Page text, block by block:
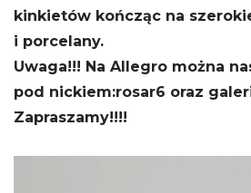
kinkietów kończąc na
i porcelany.
Uwaga!!! Na Allegro można
pod nickiem:rosar6 oraz
Zapraszamy!!!!